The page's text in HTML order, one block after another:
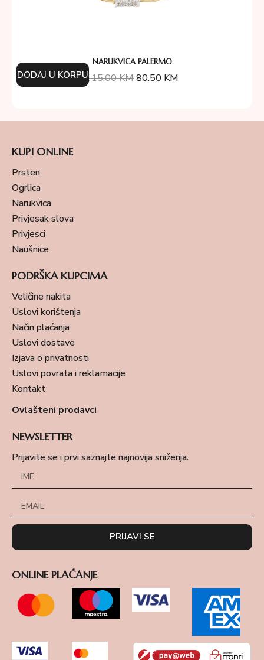
NARUKVICA PALERMO
115.00KM80.50 KM
DODAJ U KORPU
KUPI ONLINE
Prsten
Ogrlica
Narukvica
Privjesak slova
Privjesci
Naušnice
PODRŠKA KUPCIMA
Veličine nakita
Uslovi korištenja
Način plaćanja
Uslovi dostave
Izjava o privatnosti
Uslovi povrata i reklamacije
Kontakt
Ovlašteni prodavci
NEWSLETTER
Prijavite se i prvi saznajte najnovija sniženja.
PRIJAVI SE
ONLINE PLAĆANJE